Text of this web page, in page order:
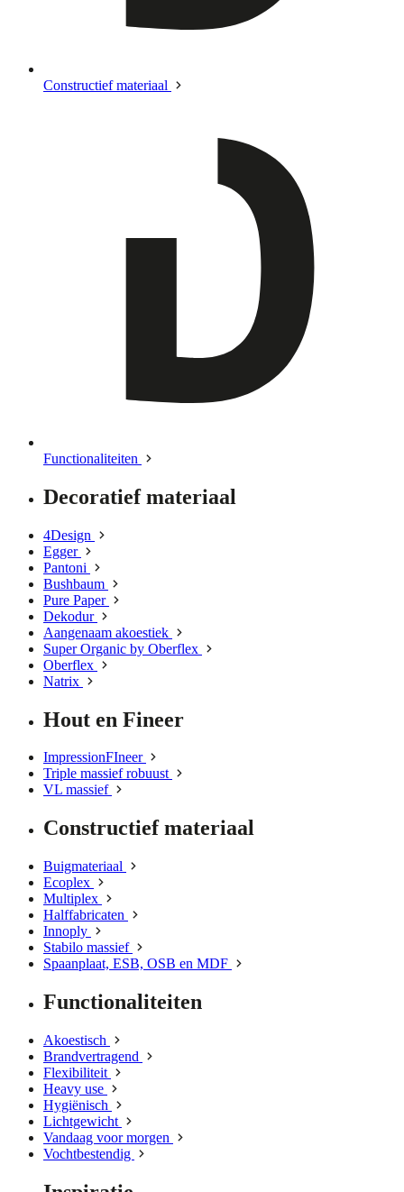
Constructief materiaal
Functionaliteiten
Decoratief materiaal
4Design
Egger
Pantoni
Bushbaum
Pure Paper
Dekodur
Aangenaam akoestiek
Super Organic by Oberflex
Oberflex
Natrix
Hout en Fineer
ImpressionFIneer
Triple massief robuust
VL massief
Constructief materiaal
Buigmateriaal
Ecoplex
Multiplex
Halffabricaten
Innoply
Stabilo massief
Spaanplaat, ESB, OSB en MDF
Functionaliteiten
Akoestisch
Brandvertragend
Flexibiliteit
Heavy use
Hygiënisch
Lichtgewicht
Vandaag voor morgen
Vochtbestendig